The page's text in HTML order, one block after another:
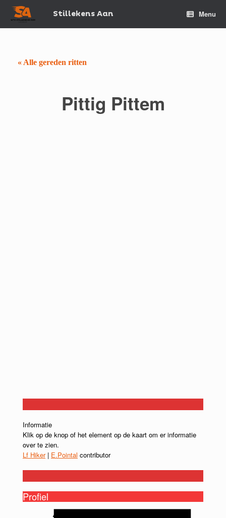
Spring
Stillekens Aan Menu
« Alle gereden ritten
Pittig Pittem
Informatie
Klik op de knop of het element op de kaart om er informatie
over te zien.
Lf Hiker| E.Pointal contributor
Profiel